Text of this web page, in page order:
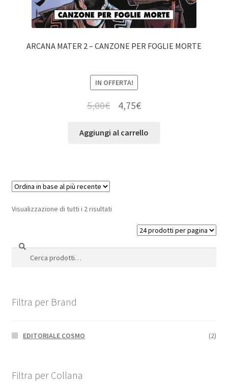
ARCANA MATER 2 – CANZONE PER FOGLIE MORTE
IN OFFERTA!
5,00€ 4,75€
Aggiungi al carrello
Visualizzazione di tutti i 2 risultati
Cerca:
Cerca
Filtra per Brand
EDITORIALE COSMO (2)
Filtra per Collana